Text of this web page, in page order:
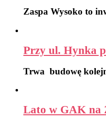
Zaspa Wysoko to
Przy ul. Hynka
Trwa budowę
Lato w GAK na